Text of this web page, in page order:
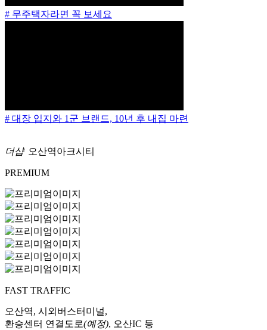
# 무주택자라면 꼭 보세요
# 대장 입지와 1군 브랜드, 10년 후 내집 마련
더샵 오산역아크시티
PREMIUM
FAST TRAFFIC
오산역, 시외버스터미널,
환승센터 연결도로(예정), 오산IC 등